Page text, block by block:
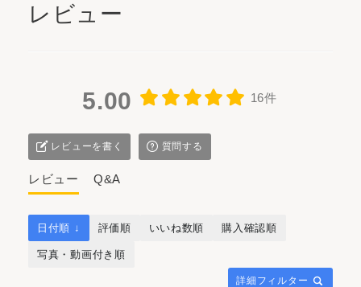
レビュー
5.00 16件
レビューを書く 質問する
レビュー Q&A
詳細フィルター
日付順 ↓ 評価順 いいね数順 購入確認順
写真・動画付き順